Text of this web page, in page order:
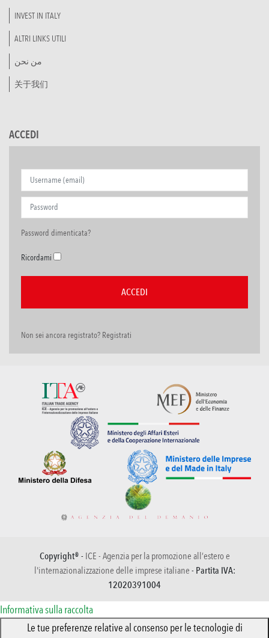
INVEST IN ITALY
ALTRI LINKS UTILI
من نحن
关于我们
ACCEDI
Password dimenticata?
Ricordami
Non sei ancora registrato? Registrati
Copyright® - ICE - Agenzia per la promozione all’estero e
l'internazionalizzazione delle imprese italiane - Partita IVA:
12020391004
Informativa sulla raccolta
Le tue preferenze relative al consenso per le tecnologie di